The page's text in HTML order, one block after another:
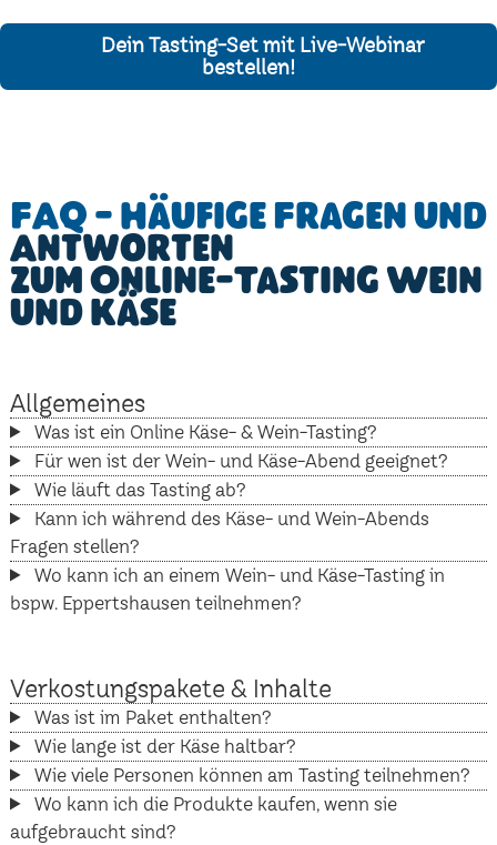
Dein Tasting-Set mit Live-Webinar
bestellen!
FAQ - Häufige Fragen und
Antworten
zum Online-Tasting Wein
und Käse
Allgemeines
Was ist ein Online Käse- & Wein-Tasting?
Für wen ist der Wein- und Käse-Abend geeignet?
Wie läuft das Tasting ab?
Kann ich während des Käse- und Wein-Abends
Fragen stellen?
Wo kann ich an einem Wein- und Käse-Tasting in
bspw. Eppertshausen teilnehmen?
Verkostungspakete & Inhalte
Was ist im Paket enthalten?
Wie lange ist der Käse haltbar?
Wie viele Personen können am Tasting teilnehmen?
Wo kann ich die Produkte kaufen, wenn sie
aufgebraucht sind?